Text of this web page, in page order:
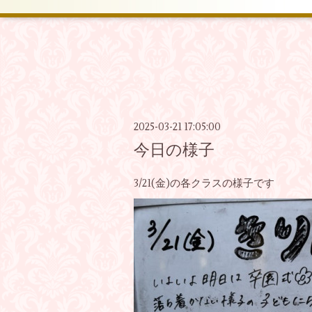
2025-03-21 17:05:00
今日の様子
3/21(金)の各クラスの様子です